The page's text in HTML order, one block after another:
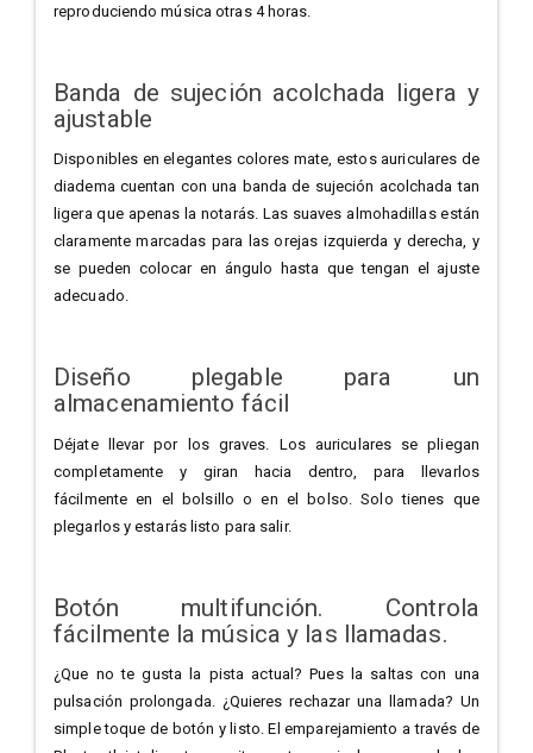
reproduciendo música otras 4 horas.
Banda de sujeción acolchada ligera y
ajustable
Disponibles en elegantes colores mate, estos auriculares de
diadema cuentan con una banda de sujeción acolchada tan
ligera que apenas la notarás. Las suaves almohadillas están
claramente marcadas para las orejas izquierda y derecha, y
se pueden colocar en ángulo hasta que tengan el ajuste
adecuado.
Diseño plegable para un
almacenamiento fácil
Déjate llevar por los graves. Los auriculares se pliegan
completamente y giran hacia dentro, para llevarlos
fácilmente en el bolsillo o en el bolso. Solo tienes que
plegarlos y estarás listo para salir.
Botón multifunción. Controla
fácilmente la música y las llamadas.
¿Que no te gusta la pista actual? Pues la saltas con una
pulsación prolongada. ¿Quieres rechazar una llamada? Un
simple toque de botón y listo. El emparejamiento a través de